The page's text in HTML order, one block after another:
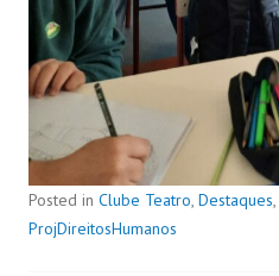
Posted in Clube Teatro, Destaques,
ProjDireitosHumanos